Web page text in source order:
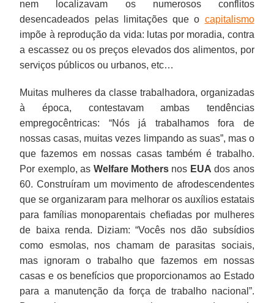
nem localizavam os numerosos conflitos
desencadeados pelas limitações que o capitalismo
impõe à reprodução da vida: lutas por moradia, contra
a escassez ou os preços elevados dos alimentos, por
serviços públicos ou urbanos, etc…
Muitas mulheres da classe trabalhadora, organizadas
à época, contestavam ambas tendências
empregocêntricas: “Nós já trabalhamos fora de
nossas casas, muitas vezes limpando as suas”, mas o
que fazemos em nossas casas também é trabalho.
Por exemplo, as Welfare Mothers nos EUA dos anos
60. Construíram um movimento de afrodescendentes
que se organizaram para melhorar os auxílios estatais
para famílias monoparentais chefiadas por mulheres
de baixa renda. Diziam: “Vocês nos dão subsídios
como esmolas, nos chamam de parasitas sociais,
mas ignoram o trabalho que fazemos em nossas
casas e os benefícios que proporcionamos ao Estado
para a manutenção da força de trabalho nacional”.